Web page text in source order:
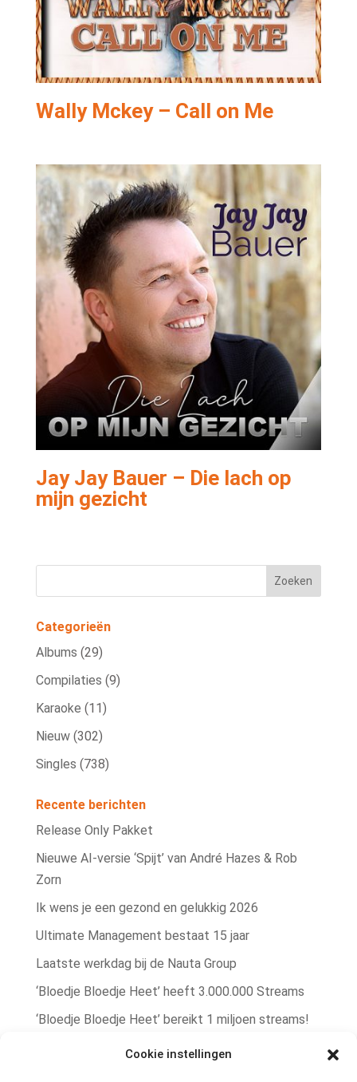
Cookie instellingen
Wally Mckey – Call on Me
Jay Jay Bauer – Die lach op
mijn gezicht
Categorieën
Albums (29)
Compilaties (9)
Karaoke (11)
Nieuw (302)
Singles (738)
Recente berichten
Release Only Pakket
Nieuwe AI‑versie ‘Spijt’ van André Hazes & Rob
Zorn
Ik wens je een gezond en gelukkig 2026
Ultimate Management bestaat 15 jaar
Laatste werkdag bij de Nauta Group
‘Bloedje Bloedje Heet’ heeft 3.000.000 Streams
‘Bloedje Bloedje Heet’ bereikt 1 miljoen streams!
Rob Zorn single ‘Bere Bere Koud’ winterhit!